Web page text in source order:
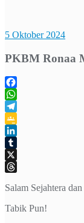
5 Oktober 2024
PKBM Ronaa
Facebook
WhatsApp
Telegram
Google
Classroom
LinkedIn
Tumblr
X
Salam Sejahtera
Tabik Pun!